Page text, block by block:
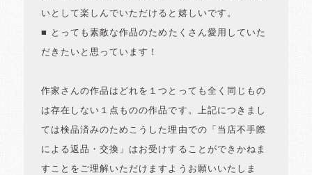
いとして楽しんでいただけると嬉しいです。
■ とっても素敵な作品のためたくさん愛用していた
だきたいと思っています！
作家さんの作品はどれを１つとっても全く同じもの
は存在しない１点ものの作品です。上記につきまし
ては検品済みのためこうした理由での「当店不手際
による返品・交換」はお受けすることができかねま
すことをご理解いただけますようお願いいたしま